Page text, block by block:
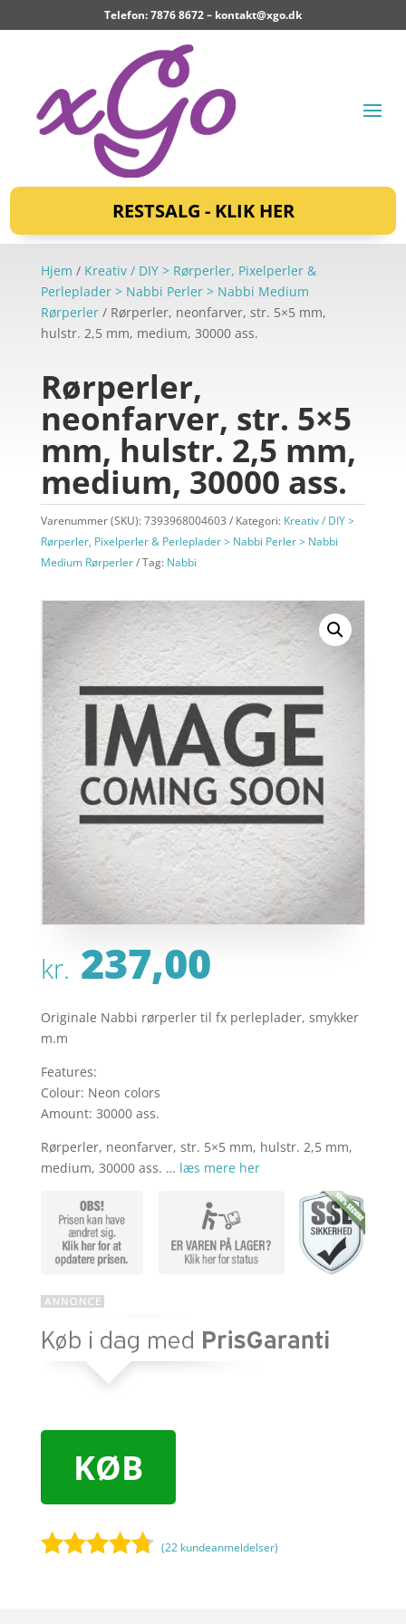
Telefon: 7876 8672 – kontakt@xgo.dk
RESTSALG - KLIK HER
Hjem / Kreativ / DIY > Rørperler, Pixelperler &
Perleplader > Nabbi Perler > Nabbi Medium
Rørperler/ Rørperler, neonfarver, str. 5×5 mm,
hulstr. 2,5 mm, medium, 30000 ass.
Rørperler,
neonfarver, str. 5×5
mm, hulstr. 2,5 mm,
medium, 30000 ass.
Varenummer (SKU):7393968004603 Kategori: Kreativ / DIY >
Rørperler, Pixelperler & Perleplader > Nabbi Perler > Nabbi
Medium Rørperler
Tag: Nabbi
kr. 237,00
Originale Nabbi rørperler til fx perleplader, smykker
m.m
Features:
Colour: Neon colors
Amount: 30000 ass.
Rørperler, neonfarver, str. 5×5 mm, hulstr. 2,5 mm,
medium, 30000 ass. … læs mere her
KØB
(22 kundeanmeldelser)